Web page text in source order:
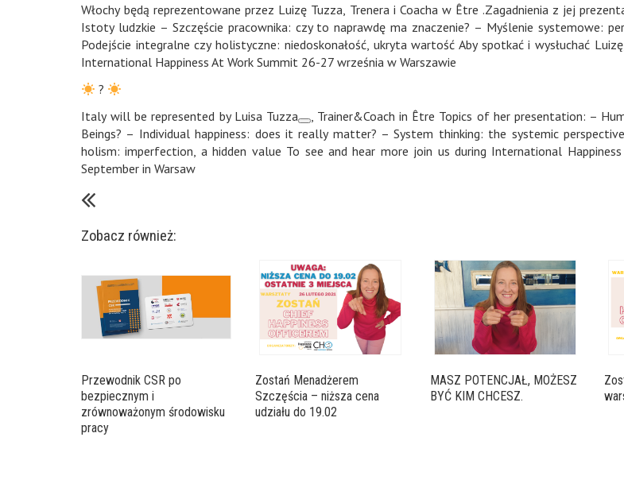
Włochybędą reprezentowane przez Luizę Tuzza, Trenera i Coacha w Être .Zagadnienia z jej
Istoty ludzkie – Szczęście pracownika: czy to naprawdę ma znaczenie? – Myślenie systemowe:
Podejście integralne czy holistyczne: niedoskonałość, ukryta wartość Aby spotkać i wysłuchać
International Happiness At Work Summit 26-27 września w Warszawie
?
Italywill be represented by Luisa Tuzza
, Trainer&Coach in Être Topics of her presentation: –
Beings? – Individual happiness: does it really matter? – System thinking: the systemic
holism: imperfection, a hidden value To see and hear more join us during International
September in Warsaw
Zobacz również:
Przewodnik CSR po
bezpiecznym i
zrównoważonym środowisku
pracy
Zostań Menadżerem
Szczęścia – niższa cena
udziału do 19.02
MASZ POTENCJAŁ, MOŻESZ
BYĆ KIM CHCESZ.